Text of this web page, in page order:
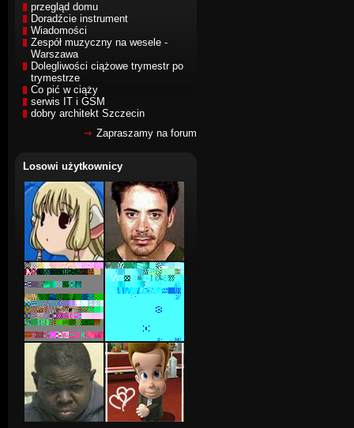
przegląd domu
Doradźcie instrument
Wiadomości
Zespół muzyczny na wesele -
Warszawa
Dolegliwości ciążowe trymestr po
trymestrze
Co pić w ciąży
serwis IT i GSM
dobry architekt Szczecin
Zapraszamy na forum
Losowi użytkownicy